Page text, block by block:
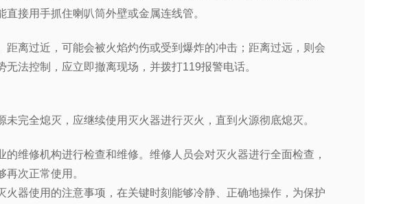
接用手抓住喇叭筒外壁或金属连线管。
离过近，可能会被火焰灼伤或受到爆炸的冲击；距离过远，则会
法控制，应立即撤离现场，并拨打119报警电话。
完全熄灭，应继续使用灭火器进行灭火，直到火源彻底熄灭。
维修机构进行检查和维修。维修人员会对灭火器进行全面检查，
次正常使用。
器使用的注意事项，在关键时刻能够冷静、正确地操作，为保护